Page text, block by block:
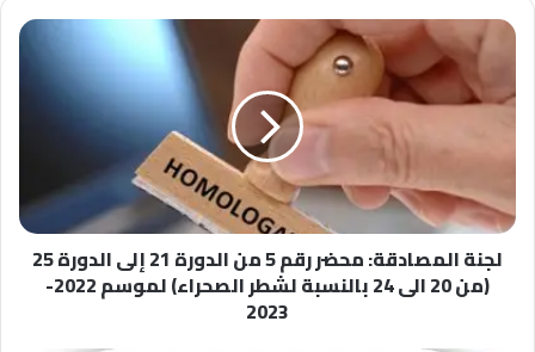
لجنة
المصادقة:
رقم
إلى
الدورة
لجنة المصادقة: محضر رقم 5 من الدورة 21 إلى الدورة 25
(من 20 الى 24 بالنسبة لشطر الصحراء) لموسم 2022-
2023